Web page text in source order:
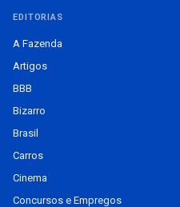
EDITORIAS
A Fazenda
Artigos
BBB
Bizarro
Brasil
Carros
Cinema
Concursos e Empregos